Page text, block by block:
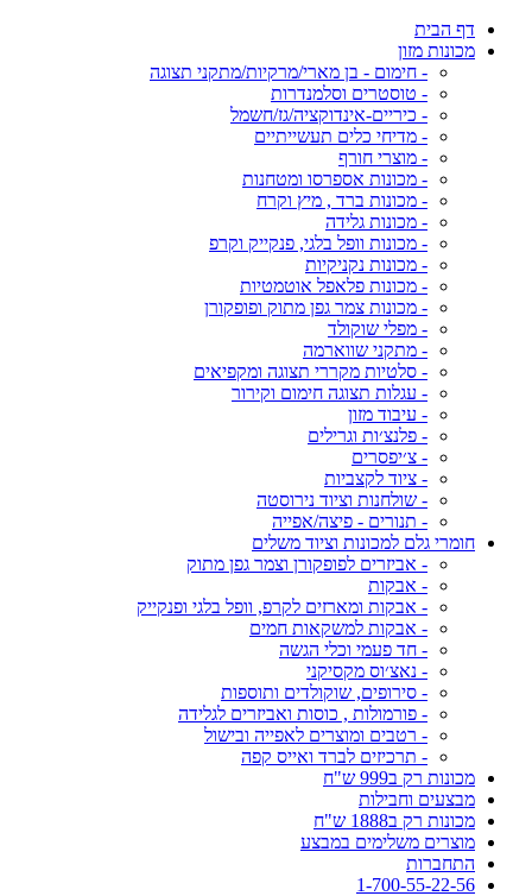
דף הבית
מכונות מזון
- חימום - בן מארי/מרקיות/מתקני תצוגה
- טוסטרים וסלמנדרות
- כיריים-אינדוקציה/גז/חשמל
- מדיחי כלים תעשייתיים
- מוצרי חורף
- מכונות אספרסו ומטחנות
- מכונות ברד , מיץ וקרח
- מכונות גלידה
- מכונות וופל בלגי, פנקייק וקרפ
- מכונות נקניקיות
- מכונות פלאפל אוטמטיות
- מכונות צמר גפן מתוק ופופקורן
- מפלי שוקולד
- מתקני שווארמה
- סלטיות מקררי תצוגה ומקפיאים
- עגלות תצוגה חימום וקירור
- עיבוד מזון
- פלנצ׳ות וגרילים
- צ׳יפסרים
- ציוד לקצביות
- שולחנות וציוד נירוסטה
- תנורים - פיצה/אפייה
חומרי גלם למכונות וציוד משלים
- אביזרים לפופקורן וצמר גפן מתוק
- אבקות
- אבקות ומארזים לקרפ, וופל בלגי ופנקייק
- אבקות למשקאות חמים
- חד פעמי וכלי הגשה
- נאצ׳וס מקסיקני
- סירופים, שוקולדים ותוספות
- פורמולות , כוסות ואביזרים לגלידה
- רטבים ומוצרים לאפייה ובישול
- תרכיזים לברד ואייס קפה
מכונות רק ב999 ש"ח
מבצעים וחבילות
מכונות רק ב1888 ש"ח
מוצרים משלימים במבצע
התחברות
1-700-55-22-56